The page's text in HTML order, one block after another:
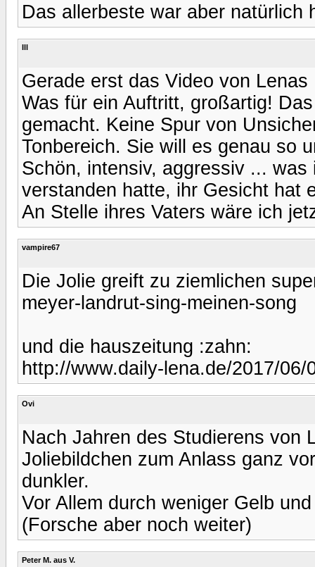
Das allerbeste war aber natürlich
Ill
Gerade erst das Video von
Was für ein Auftritt, großartig!
gemacht. Keine Spur von
Tonbereich. Sie will es genau so
Schön, intensiv, aggressiv ...
verstanden hatte, ihr Gesicht hat
An Stelle ihres Vaters wäre ich
vampire67
Die Jolie greift zu ziemlichen
meyer-landrut-sing-meinen-song
und die hauszeitung :zahn:
http://www.daily-lena.de/2017/
Ovi
Nach Jahren des Studierens von
Joliebildchen zum Anlass ganz
dunkler.
Vor Allem durch weniger Gelb
(Forsche aber noch weiter)
Peter M. aus V.